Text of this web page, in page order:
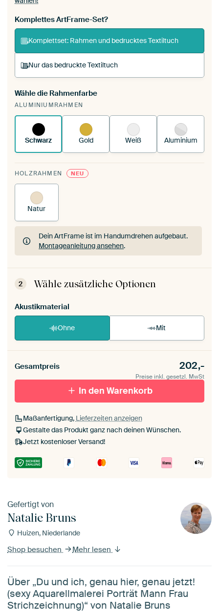
Komplettes ArtFrame-Set?
Komplettset: Rahmen und bedrucktes Textiltuch
Nur das bedruckte Textiltuch
Du spannst einen wechselbaren Textiltuch in
deinen vorhandenen ArtFrame™.
es.
Wähle die Rahmenfarbe
ALUMINIUMRAHMEN
Schwarz Gold Weiß Aluminium
HOLZRAHMEN NEU
Natur
Dein ArtFrame ist im Handumdrehen aufgebaut.
Montageanleitung ansehen.
Dein ArtFrame ist im Handumdrehen aufgebaut.
Montageanleitung ansehen
2 Wähle zusätzliche Optionen
Akustikmaterial
Ohne Mit
Gesamtpreis 202,-
Preise inkl. gesetzl. MwSt
In den Warenkorb
Maßanfertigung, Lieferzeiten anzeigen
Gestalte das Produkt ganz nach deinen Wünschen.
Jetzt kostenloser Versand!
Gefertigt von
Natalie Bruns
Huizen, Niederlande
Shop besuchen Mehr lesen
Über „Du und ich, genau hier, genau jetzt!
(sexy Aquarellmalerei Porträt Mann Frau
Strichzeichnung)“ von Natalie Bruns